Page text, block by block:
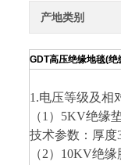
产地类别
GDT高压绝缘地毯(绝
1.电压等级及相
（1）5KV绝缘
技术参数：厚度
（2）10KV绝